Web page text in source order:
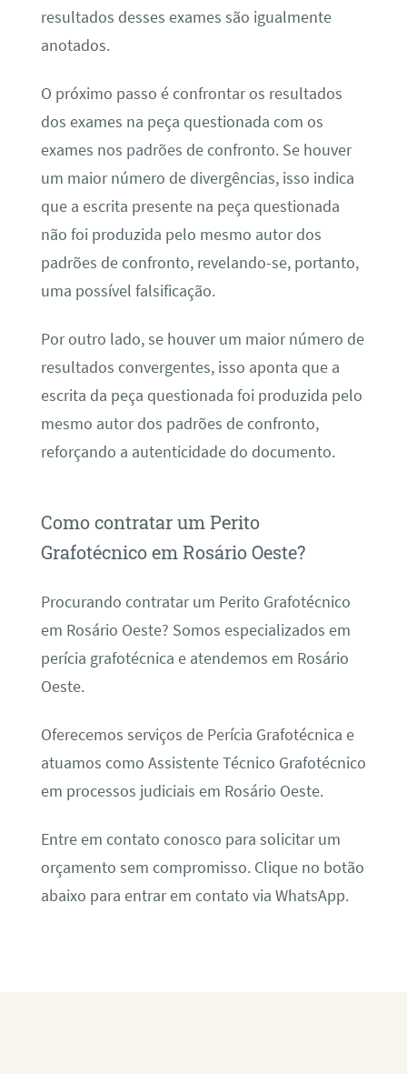
resultados desses exames são igualmente
anotados.
O próximo passo é confrontar os resultados
dos exames na peça questionada com os
exames nos padrões de confronto. Se houver
um maior número de divergências, isso indica
que a escrita presente na peça questionada
não foi produzida pelo mesmo autor dos
padrões de confronto, revelando-se, portanto,
uma possível falsificação.
Por outro lado, se houver um maior número de
resultados convergentes, isso aponta que a
escrita da peça questionada foi produzida pelo
mesmo autor dos padrões de confronto,
reforçando a autenticidade do documento.
Como contratar um Perito
Grafotécnico em Rosário Oeste?
Procurando contratar um Perito Grafotécnico
em Rosário Oeste? Somos especializados em
perícia grafotécnica e atendemos em Rosário
Oeste.
Oferecemos serviços de Perícia Grafotécnica e
atuamos como Assistente Técnico Grafotécnico
em processos judiciais em Rosário Oeste.
Entre em contato conosco para solicitar um
orçamento sem compromisso. Clique no botão
abaixo para entrar em contato via WhatsApp.